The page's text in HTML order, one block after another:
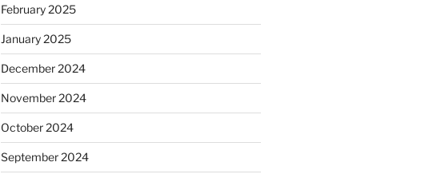
February 2025
January 2025
December 2024
November 2024
October 2024
September 2024